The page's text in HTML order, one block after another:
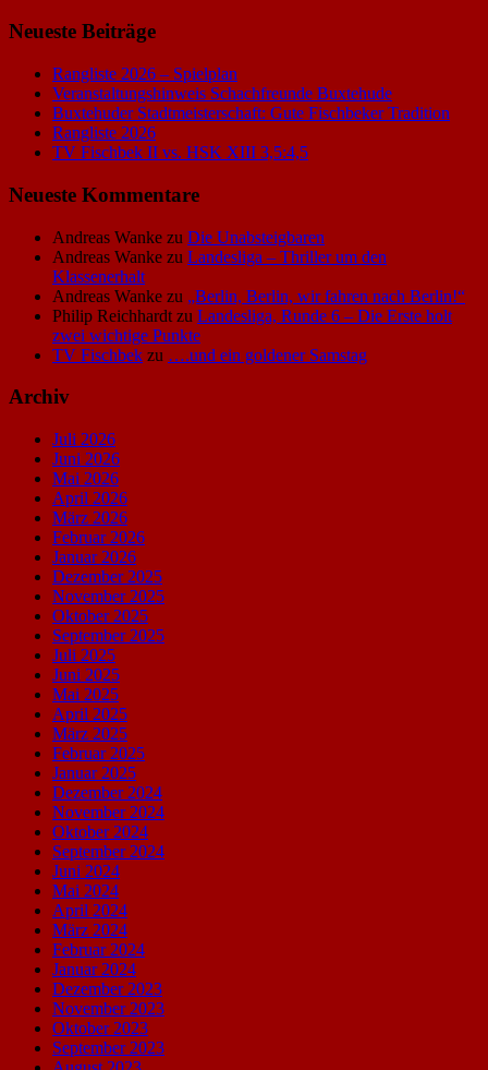
Neueste Beiträge
Rangliste 2026 – Spielplan
Veranstaltungshinweis Schachfreunde Buxtehude
Buxtehuder Stadtmeisterschaft: Gute Fischbeker Tradition
Rangliste 2026
TV Fischbek II vs. HSK XIII 3,5:4,5
Neueste Kommentare
Andreas Wanke zu Die Unabsteigbaren
Andreas Wanke zu Landesliga – Thriller um den
Klassenerhalt
Andreas Wanke zu „Berlin, Berlin, wir fahren nach Berlin!“
Philip Reichhardt zu Landesliga, Runde 6 – Die Erste holt
zwei wichtige Punkte
TV Fischbek zu ….und ein goldener Samstag
Archiv
Juli 2026
Juni 2026
Mai 2026
April 2026
März 2026
Februar 2026
Januar 2026
Dezember 2025
November 2025
Oktober 2025
September 2025
Juli 2025
Juni 2025
Mai 2025
April 2025
März 2025
Februar 2025
Januar 2025
Dezember 2024
November 2024
Oktober 2024
September 2024
Juni 2024
Mai 2024
April 2024
März 2024
Februar 2024
Januar 2024
Dezember 2023
November 2023
Oktober 2023
September 2023